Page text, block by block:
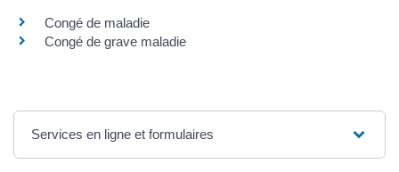
Congé de maladie
Congé de grave maladie
Services en ligne et formulaires